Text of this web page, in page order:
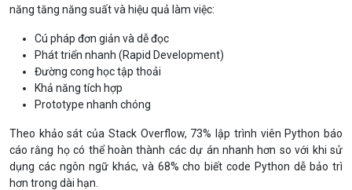
năng tăng năng suất và hiệu quả làm việc:
Cú pháp đơn giản và dễ đọc
Phát triển nhanh (Rapid Development)
Đường cong học tập thoải
Khả năng tích hợp
Prototype nhanh chóng
Theo khảo sát của Stack Overflow, 73% lập trình viên Python báo
cáo rằng họ có thể hoàn thành các dự án nhanh hơn so với khi sử
dụng các ngôn ngữ khác, và 68% cho biết code Python dễ bảo trì
hơn trong dài hạn.